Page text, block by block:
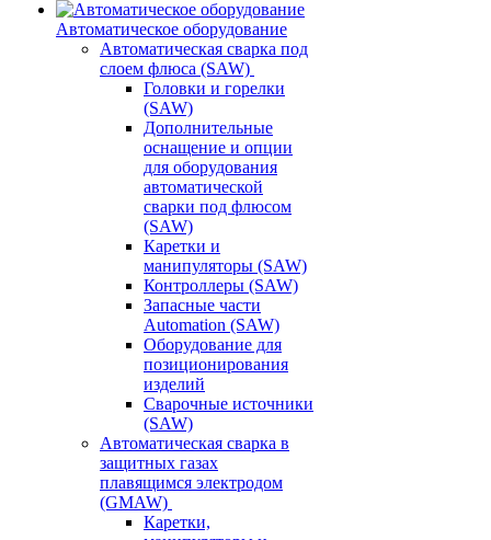
Автоматическое оборудование
Автоматическая сварка под
слоем флюса (SAW)
Головки и горелки
(SAW)
Дополнительные
оснащение и опции
для оборудования
автоматической
сварки под флюсом
(SAW)
Каретки и
манипуляторы (SAW)
Контроллеры (SAW)
Запасные части
Automation (SAW)
Оборудование для
позиционирования
изделий
Сварочные источники
(SAW)
Автоматическая сварка в
защитных газах
плавящимся электродом
(GMAW)
Каретки,